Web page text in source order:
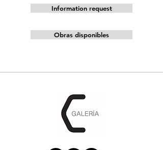
Information request
Obras disponibles